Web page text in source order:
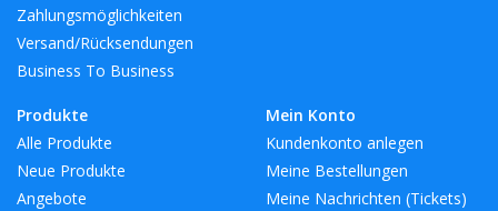
Zahlungsmöglichkeiten
Versand/Rücksendungen
Business To Business
Produkte
Alle Produkte
Neue Produkte
Angebote
Mein Konto
Kundenkonto anlegen
Meine Bestellungen
Meine Nachrichten (Tickets)